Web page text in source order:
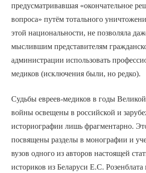
предусматривавшая «окончательное
вопроса» путём тотального
этой национальности, не позволяла
мыслившим представителям
администрации использовать
медиков (исключения были, но редко).
Судьбы евреев-медиков в годы
войны освещены в российской и
историографии лишь фрагментарно.
посвящены разделы в монографии и
вузов одного из авторов настоящей
историков из Беларуси Е.С.